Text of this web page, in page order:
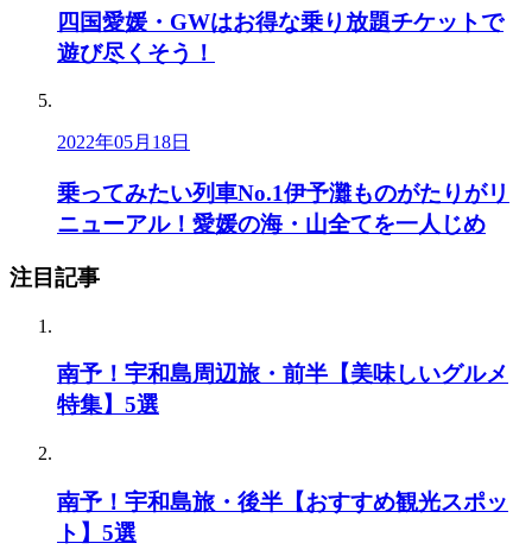
四国愛媛・GWはお得な乗り放題チケットで
遊び尽くそう！
2022年05月18日
乗ってみたい列車No.1伊予灘ものがたりがリ
ニューアル！愛媛の海・山全てを一人じめ
注目記事
南予！宇和島周辺旅・前半【美味しいグルメ
特集】5選
南予！宇和島旅・後半【おすすめ観光スポッ
ト】5選